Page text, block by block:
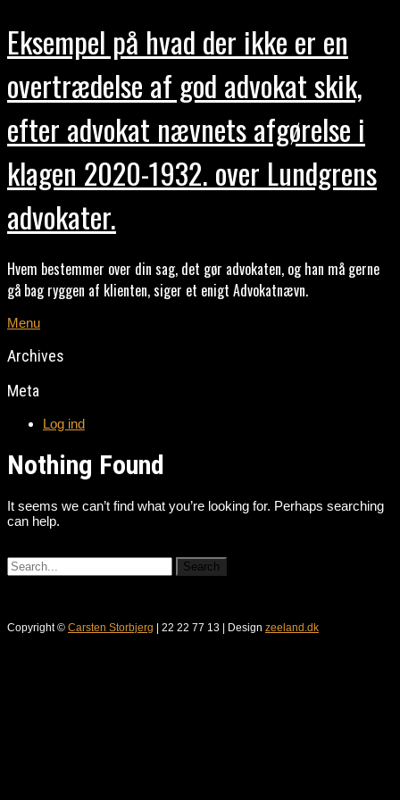
Eksempel på hvad der ikke er en
overtrædelse af god advokat skik,
efter advokat nævnets afgørelse i
klagen 2020-1932. over Lundgrens
advokater.
Hvem bestemmer over din sag, det gør advokaten, og han må gerne
gå bag ryggen af klienten, siger et enigt Advokatnævn.
Menu
Archives
Meta
Log ind
Nothing Found
It seems we can’t find what you’re looking for. Perhaps searching
can help.
Copyright © Carsten Storbjerg | 22 22 77 13 | Design zeeland.dk